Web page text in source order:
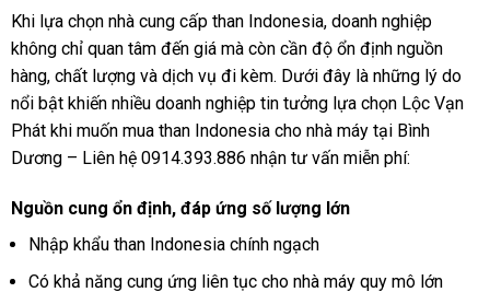
Khi lựa chọn nhà cung cấp than Indonesia, doanh nghiệp
không chỉ quan tâm đến giá mà còn cần độ ổn định nguồn
hàng, chất lượng và dịch vụ đi kèm. Dưới đây là những lý do
nổi bật khiến nhiều doanh nghiệp tin tưởng lựa chọn Lộc Vạn
Phát khi muốn mua than Indonesia cho nhà máy tại Bình
Dương – Liên hệ 0914.393.886 nhận tư vấn miễn phí:
Nguồn cung ổn định, đáp ứng số lượng lớn
Nhập khẩu than Indonesia chính ngạch
Có khả năng cung ứng liên tục cho nhà máy quy mô lớn